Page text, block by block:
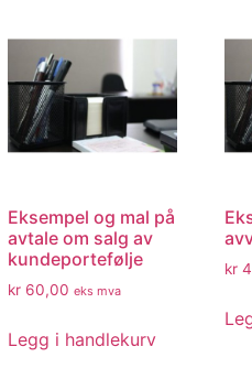
Eksempel og mal på
avtale om salg av
kundeportefølje
kr60,00 eks mva
Legg i handlekurv
kr